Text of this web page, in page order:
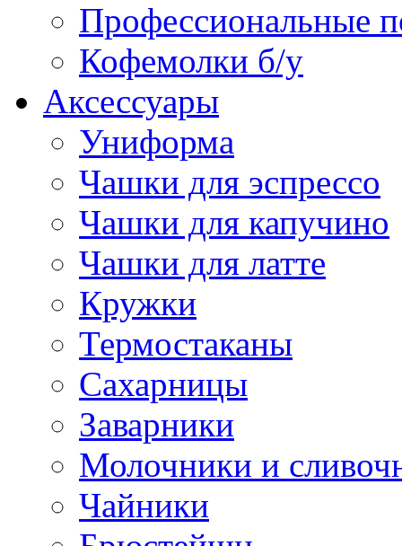
Профессиональные
Кофемолки б/у
Аксессуары
Униформа
Чашки для эспрессо
Чашки для капучино
Чашки для латте
Кружки
Термостаканы
Сахарницы
Заварники
Молочники и
Чайники